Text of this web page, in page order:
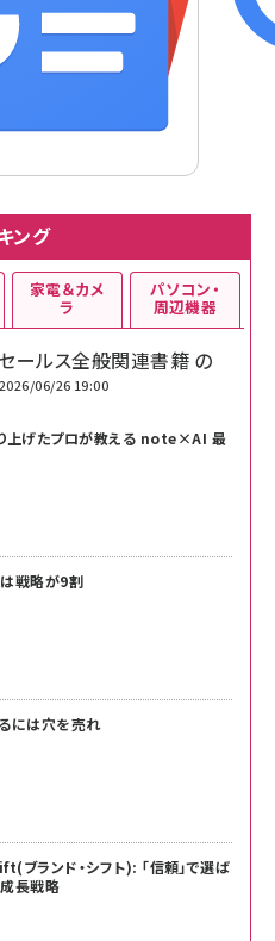
ング
ールス全般関連書籍 の
06/26 19:00
上げたプロが教える note×AI 最
戦略が9割
には穴を売れ
ランド・シフト): 「信頼」で選ば
長戦略
家電＆カメ
ラ
パソコン・
周辺機器